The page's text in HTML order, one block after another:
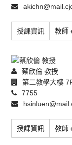
授課資訊 教師
蔡欣倫 教授
第二教學大樓
7755
授課資訊 教師